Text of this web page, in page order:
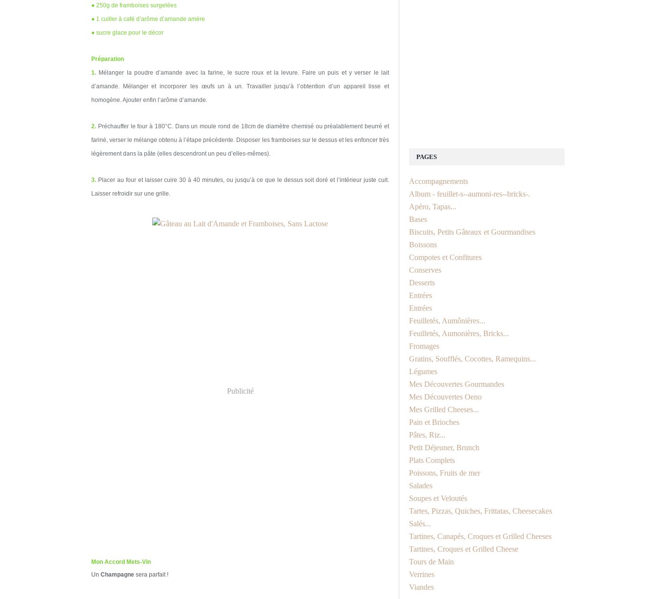
● 250g de framboises surgelées
● 1 cuiller à café d’arôme d’amande amère
● sucre glace pour le décor
Préparation
1. Mélanger la poudre d’amande avec la farine, le sucre roux et la levure. Faire un puis et y verser le lait
d’amande. Mélanger et incorporer les œufs un à un. Travailler jusqu’à l’obtention d’un appareil lisse et
homogène. Ajouter enfin l’arôme d’amande.
2. Préchauffer le four à 180°C. Dans un moule rond de 18cm de diamètre chemisé ou préalablement beurré et
fariné, verser le mélange obtenu à l’étape précédente. Disposer les framboises sur le dessus et les enfoncer très
légèrement dans la pâte (elles descendront un peu d’elles-mêmes).
3. Placer au four et laisser cuire 30 à 40 minutes, ou jusqu’à ce que le dessus soit doré et l’intérieur juste cuit.
Laisser refroidir sur une grille.
Publicité
Mon Accord Mets-Vin
Un Champagne sera parfait !
PAGES
Accompagnements
Album - feuillet-s--aumoni-res--bricks-.
Apéro, Tapas...
Bases
Biscuits, Petits Gâteaux et Gourmandises
Boissons
Compotes et Confitures
Conserves
Desserts
Entrées
Entrées
Feuilletés, Aumônières...
Feuilletés, Aumonières, Bricks...
Fromages
Gratins, Soufflés, Cocottes, Ramequins...
Légumes
Mes Découvertes Gourmandes
Mes Découvertes Oeno
Mes Grilled Cheeses...
Pain et Brioches
Pâtes, Riz...
Petit Déjeuner, Brunch
Plats Complets
Poissons, Fruits de mer
Salades
Soupes et Veloutés
Tartes, Pizzas, Quiches, Frittatas, Cheesecakes
Salés...
Tartines, Canapés, Croques et Grilled Cheeses
Tartines, Croques et Grilled Cheese
Tours de Main
Verrines
Viandes